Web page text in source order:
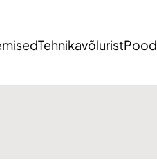
TehnikavõluristPood